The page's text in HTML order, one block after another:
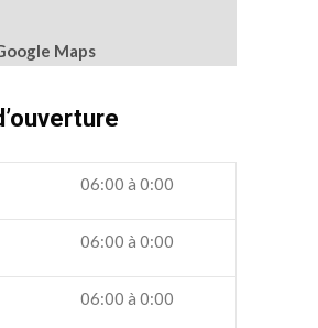
Maps
06:00 à 0:00
06:00 à 0:00
06:00 à 0:00